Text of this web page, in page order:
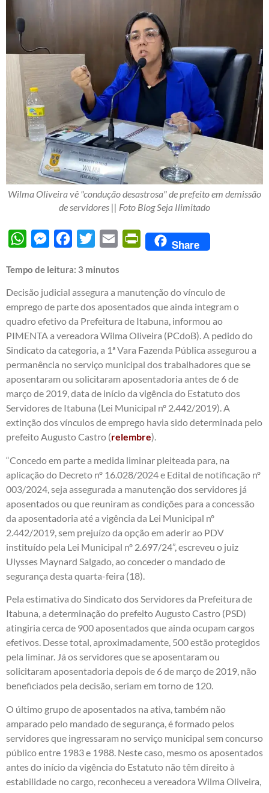
Wilma Oliveira vê "condução desastrosa" de prefeito em demissão
de servidores || Foto Blog Seja Ilimitado
WhatsAppMessengerFacebook
Twitter Email PrintFriendly
Share
Tempo de leitura: 3 minutos
Decisão judicial assegura a manutenção do vínculo de
emprego de parte dos aposentados que ainda integram o
quadro efetivo da Prefeitura de Itabuna, informou ao
PIMENTA a vereadora Wilma Oliveira (PCdoB). A pedido do
Sindicato da categoria, a 1ª Vara Fazenda Pública assegurou a
permanência no serviço municipal dos trabalhadores que se
aposentaram ou solicitaram aposentadoria antes de 6 de
março de 2019, data de início da vigência do Estatuto dos
Servidores de Itabuna (Lei Municipal nº 2.442/2019). A
extinção dos vínculos de emprego havia sido determinada pelo
prefeito Augusto Castro (relembre).
“Concedo em parte a medida liminar pleiteada para, na
aplicação do Decreto nº 16.028/2024 e Edital de notificação nº
003/2024, seja assegurada a manutenção dos servidores já
aposentados ou que reuniram as condições para a concessão
da aposentadoria até a vigência da Lei Municipal nº
2.442/2019, sem prejuízo da opção em aderir ao PDV
instituído pela Lei Municipal nº 2.697/24”, escreveu o juiz
Ulysses Maynard Salgado, ao conceder o mandado de
segurança desta quarta-feira (18).
Pela estimativa do Sindicato dos Servidores da Prefeitura de
Itabuna, a determinação do prefeito Augusto Castro (PSD)
atingiria cerca de 900 aposentados que ainda ocupam cargos
efetivos. Desse total, aproximadamente, 500 estão protegidos
pela liminar. Já os servidores que se aposentaram ou
solicitaram aposentadoria depois de 6 de março de 2019, não
beneficiados pela decisão, seriam em torno de 120.
O último grupo de aposentados na ativa, também não
amparado pelo mandado de segurança, é formado pelos
servidores que ingressaram no serviço municipal sem concurso
público entre 1983 e 1988. Neste caso, mesmo os aposentados
antes do início da vigência do Estatuto não têm direito à
estabilidade no cargo, reconheceu a vereadora Wilma Oliveira,